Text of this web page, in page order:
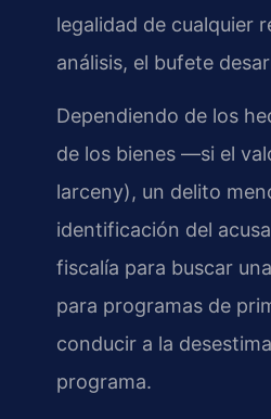
legalidad de cualquier
análisis, el bufete
Dependiendo de los
de los bienes —si el
larceny), un delito
identificación del
fiscalía para buscar
para programas de
conducir a la
programa.